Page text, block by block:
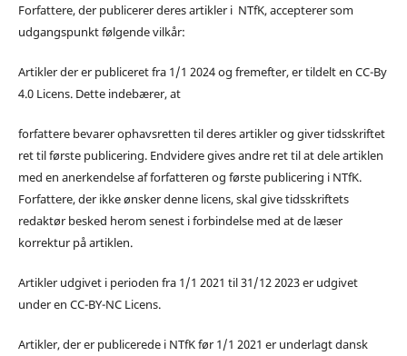
Forfattere, der publicerer deres artikler i NTfK, accepterer som
udgangspunkt følgende vilkår:
Artikler der er publiceret fra 1/1 2024 og fremefter, er tildelt en CC-By
4.0 Licens. Dette indebærer, at
forfattere bevarer ophavsretten til deres artikler og giver tidsskriftet
ret til første publicering. Endvidere gives andre ret til at dele artiklen
med en anerkendelse af forfatteren og første publicering i NTfK.
Forfattere, der ikke ønsker denne licens, skal give tidsskriftets
redaktør besked herom senest i forbindelse med at de læser
korrektur på artiklen.
Artikler udgivet i perioden fra 1/1 2021 til 31/12 2023 er udgivet
under en CC-BY-NC Licens.
Artikler, der er publicerede i NTfK før 1/1 2021 er underlagt dansk